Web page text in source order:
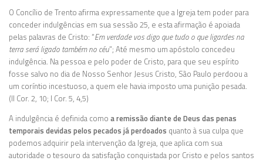
O Concílio de Trento afirma expressamente que a Igreja tem poder para
conceder indulgências em sua sessão 25, e esta afirmação é apoiada
pelas palavras de Cristo: “Em verdade vos digo que tudo o que ligardes na
terra será ligado também no céu”; Até mesmo um apóstolo concedeu
indulgência. Na pessoa e pelo poder de Cristo, para que seu espírito
fosse salvo no dia de Nosso Senhor Jesus Cristo, São Paulo perdoou a
um coríntio incestuoso, a quem ele havia imposto uma punição pesada.
(II Cor. 2, 10; I Cor. 5, 4,5)
A indulgência é definida como a remissão diante de Deus das penas
temporais devidas pelos pecados já perdoados quanto à sua culpa que
podemos adquirir pela intervenção da Igreja, que aplica com sua
autoridade o tesouro da satisfação conquistada por Cristo e pelos santos